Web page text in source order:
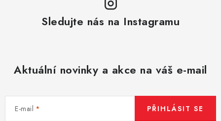
Sledujte nás na Instagramu
Aktuální novinky a akce na váš e-mail
E-mail PŘIHLÁSIT SE